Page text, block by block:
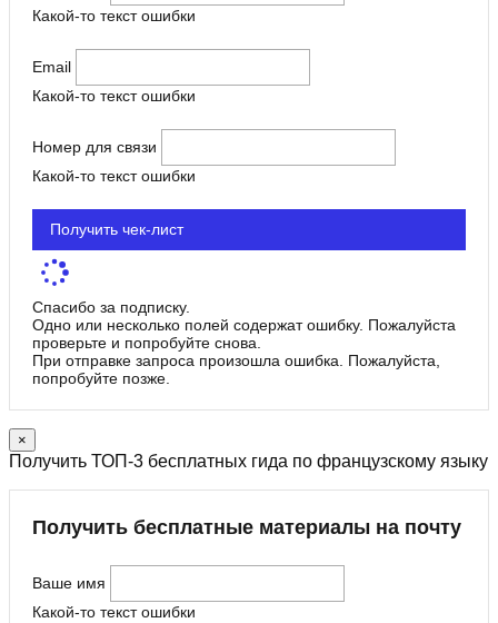
Какой-то текст ошибки
Email
Какой-то текст ошибки
Номер для связи
Какой-то текст ошибки
Получить чек-лист
Спасибо за подписку.
Одно или несколько полей содержат ошибку. Пожалуйста
проверьте и попробуйте снова.
При отправке запроса произошла ошибка. Пожалуйста,
попробуйте позже.
×
Получить ТОП-3 бесплатных гида по французскому языку
Получить бесплатные материалы на почту
Ваше имя
Какой-то текст ошибки